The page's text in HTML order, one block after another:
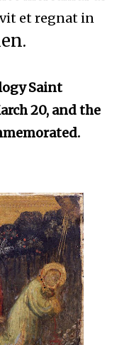
et regnat in
Saint
20, and the